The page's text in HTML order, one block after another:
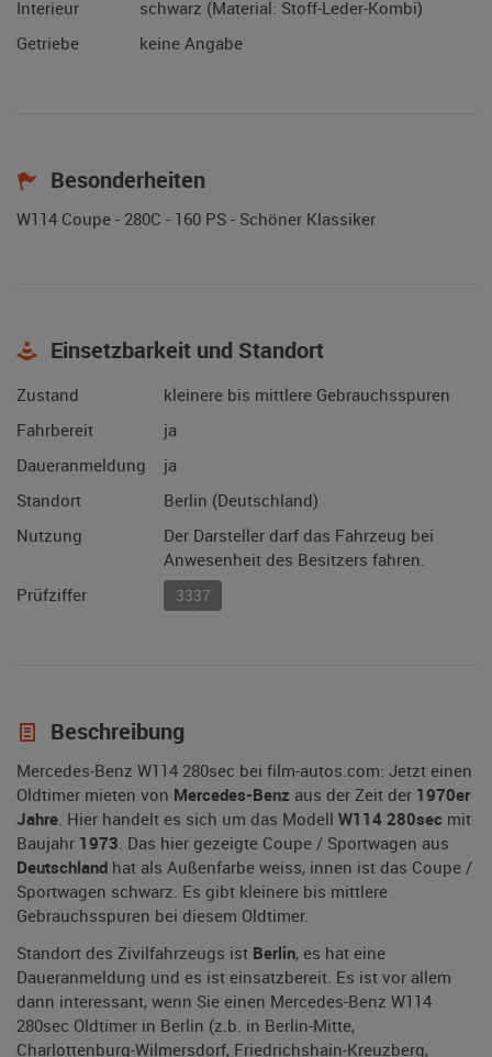
Interieur
schwarz (Material: Stoff-Leder-Kombi)
Getriebe
keine Angabe
Besonderheiten
W114 Coupe - 280C - 160 PS - Schöner Klassiker
Einsetzbarkeit und Standort
Zustand
kleinere bis mittlere Gebrauchsspuren
Fahrbereit
ja
Daueranmeldung
ja
Standort
Berlin (Deutschland)
Nutzung
Der Darsteller darf das Fahrzeug bei
Anwesenheit des Besitzers fahren.
Prüfziffer
3337
Beschreibung
Mercedes-Benz W114 280sec bei film-autos.com: Jetzt einen
Oldtimer mieten von Mercedes-Benz aus der Zeit der 1970er
Jahre. Hier handelt es sich um das Modell W114 280sec mit
Baujahr 1973. Das hier gezeigte Coupe / Sportwagen aus
Deutschland hat als Außenfarbe weiss, innen ist das Coupe /
Sportwagen schwarz. Es gibt kleinere bis mittlere
Gebrauchsspuren bei diesem Oldtimer.
Standort des Zivilfahrzeugs ist Berlin, es hat eine
Daueranmeldung und es ist einsatzbereit. Es ist vor allem
dann interessant, wenn Sie einen Mercedes-Benz W114
280sec Oldtimer in Berlin (z.b. in Berlin-Mitte,
Charlottenburg-Wilmersdorf, Friedrichshain-Kreuzberg,